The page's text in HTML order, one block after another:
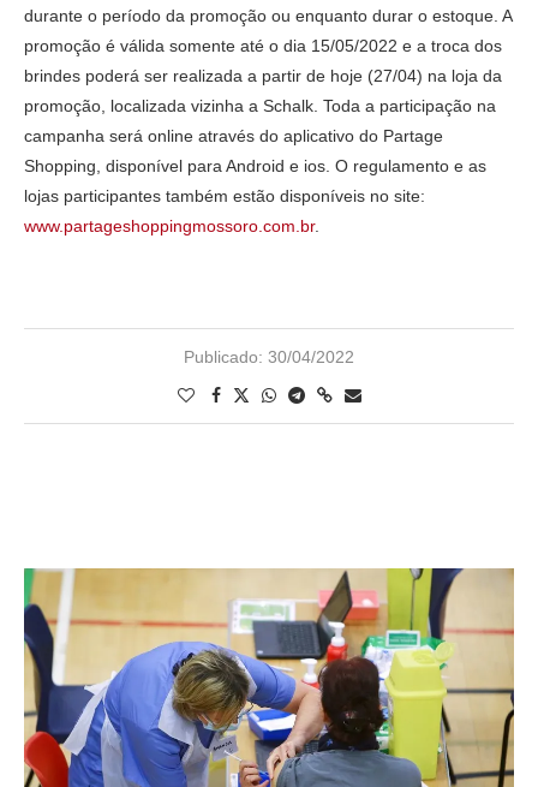
durante o período da promoção ou enquanto durar o estoque. A
promoção é válida somente até o dia 15/05/2022 e a troca dos
brindes poderá ser realizada a partir de hoje (27/04) na loja da
promoção, localizada vizinha a Schalk. Toda a participação na
campanha será online através do aplicativo do Partage
Shopping, disponível para Android e ios. O regulamento e as
lojas participantes também estão disponíveis no site:
www.partageshoppingmossoro.com.br.
Publicado: 30/04/2022